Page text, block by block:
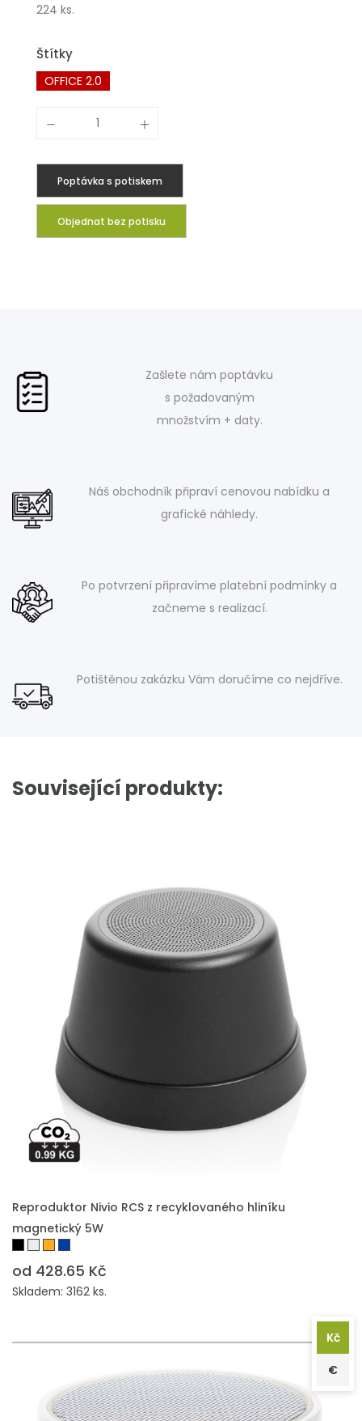
224 ks.
Štítky
OFFICE 2.0
Poptávka s potiskem
Objednat bez potisku
Zašlete nám poptávku
s požadovaným
množstvím + daty.
Náš obchodník připraví cenovou nabídku a
grafické náhledy.
Po potvrzení připravíme platební podmínky a
začneme s realizací.
Potištěnou zakázku Vám doručíme co nejdříve.
Související produkty:
PŘIDAT DO POPTÁVKY
Reproduktor Nivio RCS z recyklovaného hliníku
magnetický 5W
od 428.65 Kč
Skladem: 3162 ks.
Kč
€